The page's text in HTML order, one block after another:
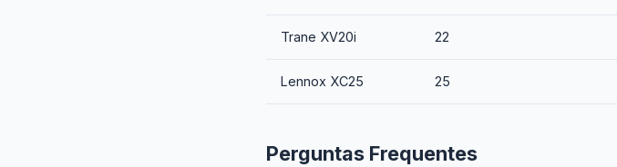
Trane XV20i 22
Lennox XC25 25
Perguntas Frequentes